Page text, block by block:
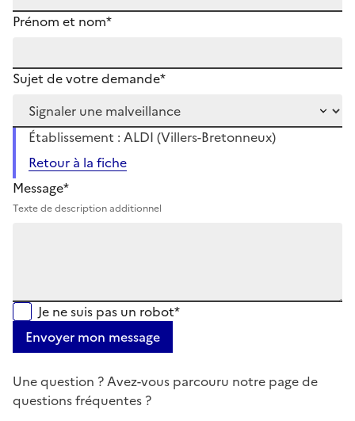
Prénom et nom*
Sujet de votre demande*
Établissement : ALDI (Villers-Bretonneux)
Retour à la fiche
Message*
Texte de description additionnel
Je ne suis pas un robot*
Envoyer mon message
Une question ? Avez-vous parcouru notre page de
questions fréquentes ?